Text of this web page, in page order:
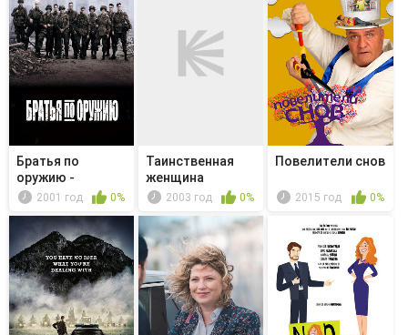
Братья по
оружию -
Бастонь
2001 год 0%
Таинственная
женщина
2003 год 0%
Повелители снов
2015 год 0%